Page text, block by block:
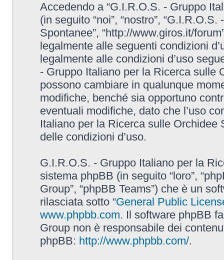
Accedendo a “G.I.R.O.S. - Gruppo
(in seguito “noi”, “nostro”,
Spontanee”, “http://www.giros.it/
legalmente alle seguenti condizioni
legalmente alle condizioni d’uso
- Gruppo Italiano per la Ricerca sulle
possono cambiare in qualunque
modifiche, benché sia opportuno
eventuali modifiche, dato che l’uso
Italiano per la Ricerca sulle Orchidee
delle condizioni d’uso.
G.I.R.O.S. - Gruppo Italiano per la
sistema phpBB (in seguito “loro”,
Group”, “phpBB Teams”) che è un
rilasciata sotto “General Public
www.phpbb.com. Il software phpBB
Group non è responsabile dei
phpBB: http://www.phpbb.com/.